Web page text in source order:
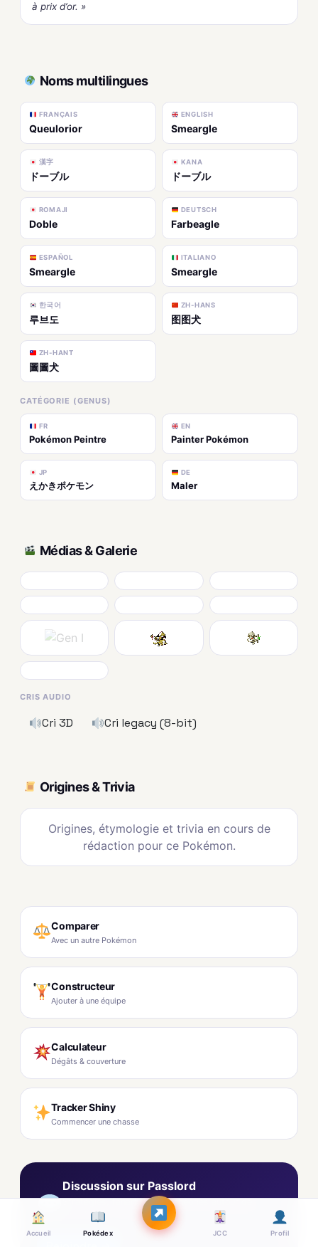
à prix d’or. »
Noms multilingues
FRANÇAIS
Queulorior
ENGLISH
Smeargle
漢字
ドーブル
KANA
ドーブル
ROMAJI
Doble
DEUTSCH
Farbeagle
ESPAÑOL
Smeargle
ITALIANO
Smeargle
한국어
루브도
ZH-HANS
图图犬
ZH-HANT
圖圖犬
CATÉGORIE (GENUS)
FR
Pokémon Peintre
EN
Painter Pokémon
JP
えかきポケモン
DE
Maler
Médias & Galerie
CRIS AUDIO
Cri 3D Cri legacy (8-bit)
Origines & Trivia
Origines, étymologie et trivia en cours de
rédaction pour ce Pokémon.
Comparer
Avec un autre Pokémon
Constructeur
Ajouter à une équipe
Calculateur
Dégâts & couverture
Tracker Shiny
Commencer une chasse
Discussion sur Passlord
Stratégies, fanart, builds, théories autour de
Queulorior sur le forum.
Accueil Pokédex JCC Profil